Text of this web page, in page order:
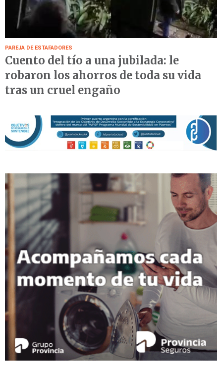
PAREJA DE ESTAFADORES
Cuento del tío a una jubilada: le
robaron los ahorros de toda su vida
tras un cruel engaño